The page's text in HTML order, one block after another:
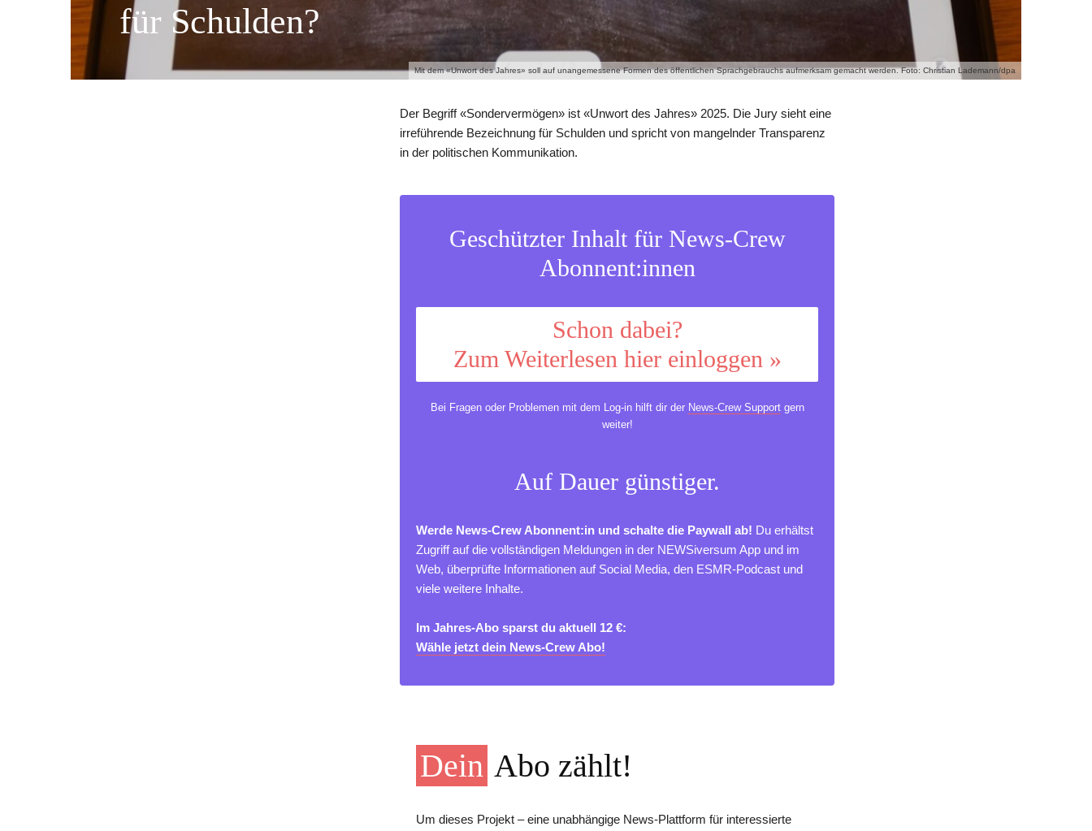
Mit dem «Unwort des Jahres» soll auf unangemessene Formen des öffentlichen Sprachgebrauchs aufmerksam gemacht werden. Foto: Christian Lademann/dpa
für Schulden?
Der Begriff «Sondervermögen» ist «Unwort des Jahres» 2025. Die Jury sieht eine
irreführende Bezeichnung für Schulden und spricht von mangelnder Transparenz
in der politischen Kommunikation.
Geschützter Inhalt für News-Crew
Abonnent:innen
Schon dabei?
Zum Weiterlesen hier einloggen »
Bei Fragen oder Problemen mit dem Log-in hilft dir der News-Crew Supportgern
weiter!
Auf Dauer günstiger.
Werde News-Crew Abonnent:in und schalte die Paywall ab! Du erhältst
Zugriff auf die vollständigen Meldungen in der NEWSiversum App und im
Web, überprüfte Informationen auf Social Media, den ESMR-Podcast und
viele weitere Inhalte.
Im Jahres-Abo sparst du aktuell 12 €:
Wähle jetzt dein News-Crew Abo!
Dein Abo zählt!
Um dieses Projekt – eine unabhängige News-Plattform für interessierte